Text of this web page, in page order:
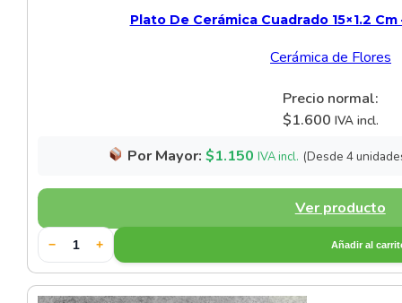
Plato De Cerámica Cuadrado 15×1.2
Cerámica de Flores
Precio normal:
$1.600 IVA incl.
Por Mayor: $1.150 IVA incl. (Desde 4
Ver producto
− + Añadir al